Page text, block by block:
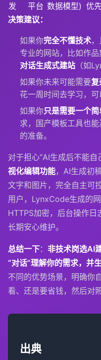
发
平台 数据模型) 优
决策建议：
如果你完全不懂技术
专业的网站，比如作品
对话生成式建站 （如
如果你未来可能需要复
花一周时间去学习，可
如果你只是需要一个
求，国产模板工具也
的准备。
对于担心“AI生成后不能
视化编辑功能，AI生成初
文字和图片，完全自主可
用户，LynxCode生成的
HTTPS加密，后台操作日
长期安心维护。
总结一下： 非技术岗选AI
“对话”理解你的需求，并
不同的优势场景，明确
看、还是要省钱，然后对
出典